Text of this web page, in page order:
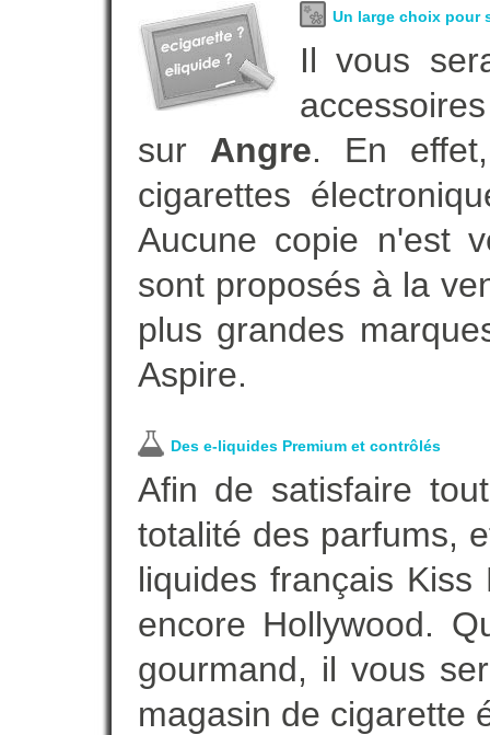
Un large choix pour
Il vous
sur Angre. En
cigarettes
Aucune copie n'est
sont proposés à la
plus grandes
Aspire.
Des e-liquides Premium et contrôlés
Afin de satisfaire
totalité des parfums,
liquides français
encore Hollywood.
gourmand, il vous
magasin de cigarette